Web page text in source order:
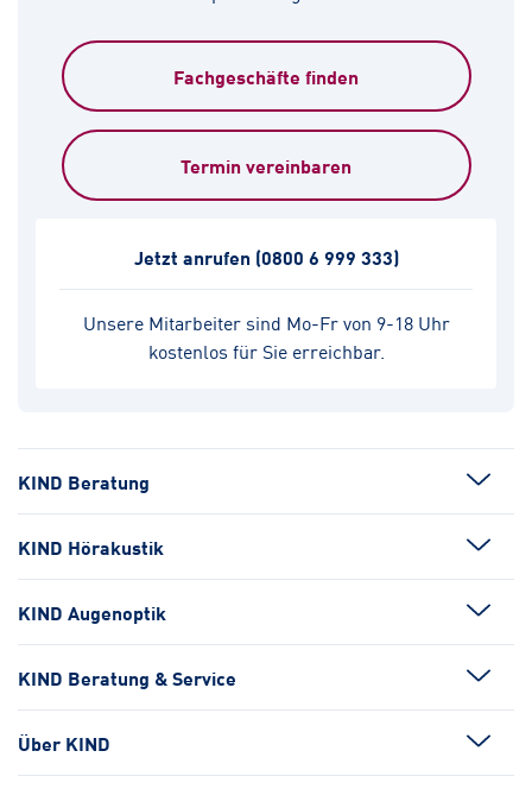
Fachgeschäfte finden
Termin vereinbaren
Unsere Mitarbeiter sind Mo-Fr von 9-18 Uhr
kostenlos für Sie erreichbar.
Jetzt anrufen (0800 6 999 333)
KIND Beratung
KIND Hörakustik
KIND Augenoptik
KIND Beratung & Service
Über KIND